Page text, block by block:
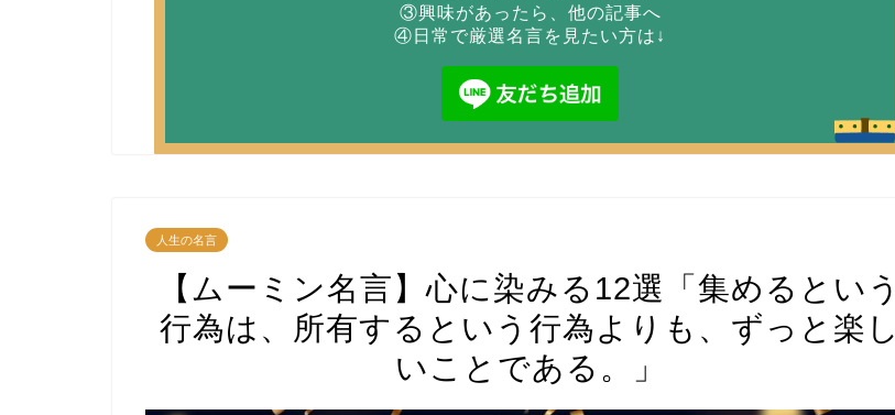
③興味があったら、他の記事へ
④日常で厳選名言を見たい方は↓
人生の名言
【ムーミン名言】心に染みる12選「集めるという
行為は、所有するという行為よりも、ずっと楽し
いことである。」